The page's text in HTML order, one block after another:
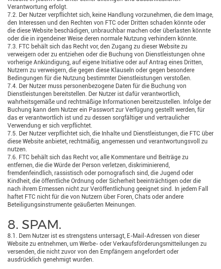
Verantwortung erfolgt.
7.2. Der Nutzer verpflichtet sich, keine Handlung vorzunehmen, die dem Image,
den Interessen und den Rechten von FTC oder Dritten schaden könnte oder
die diese Website beschädigen, unbrauchbar machen oder überlasten könnte
oder die in irgendeiner Weise deren normale Nutzung verhindern könnte.
7.3. FTC behält sich das Recht vor, den Zugang zu dieser Website zu
verweigern oder zu entziehen oder die Buchung von Dienstleistungen ohne
vorherige Ankündigung, auf eigene Initiative oder auf Antrag eines Dritten,
Nutzern zu verweigern, die gegen diese Klauseln oder gegen besondere
Bedingungen für die Nutzung bestimmter Dienstleistungen verstoßen.
7.4. Der Nutzer muss personenbezogene Daten für die Buchung von
Dienstleistungen bereitstellen. Der Nutzer ist dafür verantwortlich,
wahrheitsgemäße und rechtmäßige Informationen bereitzustellen. Infolge der
Buchung kann dem Nutzer ein Passwort zur Verfügung gestellt werden, für
das er verantwortlich ist und zu dessen sorgfältiger und vertraulicher
Verwendung er sich verpflichtet.
7.5. Der Nutzer verpflichtet sich, die Inhalte und Dienstleistungen, die FTC über
diese Website anbietet, rechtmäßig, angemessen und verantwortungsvoll zu
nutzen.
7.6. FTC behält sich das Recht vor, alle Kommentare und Beiträge zu
entfernen, die die Würde der Person verletzen, diskriminierend,
fremdenfeindlich, rassistisch oder pornografisch sind, die Jugend oder
Kindheit, die öffentliche Ordnung oder Sicherheit beeinträchtigen oder die
nach ihrem Ermessen nicht zur Veröffentlichung geeignet sind. In jedem Fall
haftet FTC nicht für die von Nutzern über Foren, Chats oder andere
Beteiligungsinstrumente geäußerten Meinungen.
8. SPAM.
8.1. Dem Nutzer ist es strengstens untersagt, E-Mail-Adressen von dieser
Website zu entnehmen, um Werbe- oder Verkaufsförderungsmitteilungen zu
versenden, die nicht zuvor von den Empfängern angefordert oder
ausdrücklich genehmigt wurden.